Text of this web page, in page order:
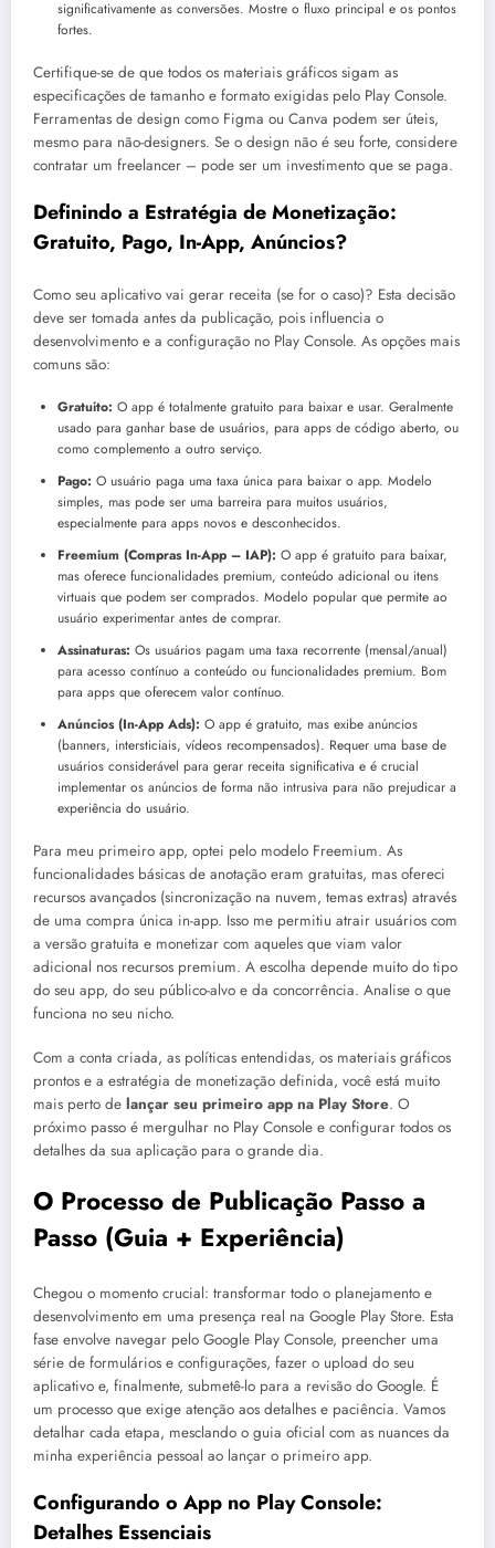
significativamente as conversões. Mostre o fluxo principal e os pontos
fortes.
Certifique-se de que todos os materiais gráficos sigam as
especificações de tamanho e formato exigidas pelo Play Console.
Ferramentas de design como Figma ou Canva podem ser úteis,
mesmo para não-designers. Se o design não é seu forte, considere
contratar um freelancer – pode ser um investimento que se paga.
Definindo a Estratégia de Monetização:
Gratuito, Pago, In-App, Anúncios?
Como seu aplicativo vai gerar receita (se for o caso)? Esta decisão
deve ser tomada antes da publicação, pois influencia o
desenvolvimento e a configuração no Play Console. As opções mais
comuns são:
Gratuito: O app é totalmente gratuito para baixar e usar. Geralmente
usado para ganhar base de usuários, para apps de código aberto, ou
como complemento a outro serviço.
Pago: O usuário paga uma taxa única para baixar o app. Modelo
simples, mas pode ser uma barreira para muitos usuários,
especialmente para apps novos e desconhecidos.
Freemium (Compras In-App – IAP): O app é gratuito para baixar,
mas oferece funcionalidades premium, conteúdo adicional ou itens
virtuais que podem ser comprados. Modelo popular que permite ao
usuário experimentar antes de comprar.
Assinaturas: Os usuários pagam uma taxa recorrente (mensal/anual)
para acesso contínuo a conteúdo ou funcionalidades premium. Bom
para apps que oferecem valor contínuo.
Anúncios (In-App Ads): O app é gratuito, mas exibe anúncios
(banners, intersticiais, vídeos recompensados). Requer uma base de
usuários considerável para gerar receita significativa e é crucial
implementar os anúncios de forma não intrusiva para não prejudicar a
experiência do usuário.
Para meu primeiro app, optei pelo modelo Freemium. As
funcionalidades básicas de anotação eram gratuitas, mas ofereci
recursos avançados (sincronização na nuvem, temas extras) através
de uma compra única in-app. Isso me permitiu atrair usuários com
a versão gratuita e monetizar com aqueles que viam valor
adicional nos recursos premium. A escolha depende muito do tipo
do seu app, do seu público-alvo e da concorrência. Analise o que
funciona no seu nicho.
Com a conta criada, as políticas entendidas, os materiais gráficos
prontos e a estratégia de monetização definida, você está muito
mais perto de lançar seu primeiro app na Play Store. O
próximo passo é mergulhar no Play Console e configurar todos os
detalhes da sua aplicação para o grande dia.
O Processo de Publicação Passo a
Passo (Guia + Experiência)
Chegou o momento crucial: transformar todo o planejamento e
desenvolvimento em uma presença real na Google Play Store. Esta
fase envolve navegar pelo Google Play Console, preencher uma
série de formulários e configurações, fazer o upload do seu
aplicativo e, finalmente, submetê-lo para a revisão do Google. É
um processo que exige atenção aos detalhes e paciência. Vamos
detalhar cada etapa, mesclando o guia oficial com as nuances da
minha experiência pessoal ao lançar o primeiro app.
Configurando o App no Play Console:
Detalhes Essenciais